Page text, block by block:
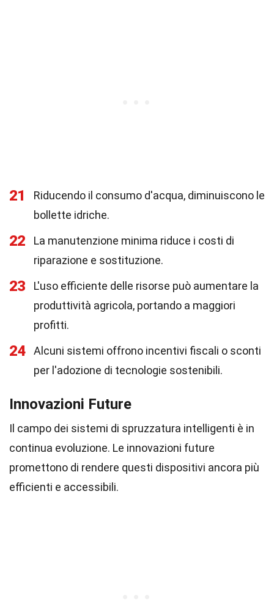
21
Riducendo il consumo d'acqua, diminuiscono le
bollette idriche.
22
La manutenzione minima riduce i costi di
riparazione e sostituzione.
23
L'uso efficiente delle risorse può aumentare la
produttività agricola, portando a maggiori
profitti.
24
Alcuni sistemi offrono incentivi fiscali o sconti
per l'adozione di tecnologie sostenibili.
Innovazioni Future
Il campo dei sistemi di spruzzatura intelligenti è in
continua evoluzione. Le innovazioni future
promettono di rendere questi dispositivi ancora più
efficienti e accessibili.